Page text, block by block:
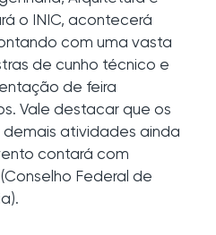
o INIC, acontecerá
com uma vasta
de cunho técnico e
de feira
Vale destacar que os
demais atividades ainda
contará com
Conselho Federal de